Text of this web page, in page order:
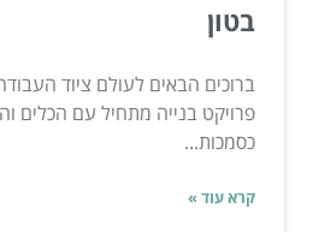
בטון
ברוכים הבאים לעולם ציוד
פרויקט בנייה מתחיל עם הכלים
כסמכות...
קרא עוד »